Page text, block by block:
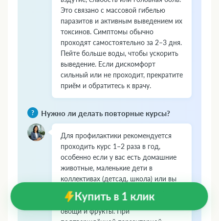
Это связано с массовой гибелью
паразитов и активным выведением их
токсинов. Симптомы обычно
проходят самостоятельно за 2–3 дня.
Пейте больше воды, чтобы ускорить
выведение. Если дискомфорт
сильный или не проходит, прекратите
приём и обратитесь к врачу.
Нужно ли делать повторные курсы?
Для профилактики рекомендуется
проходить курс 1–2 раза в год,
особенно если у вас есть домашние
животные, маленькие дети в
коллективах (детсад, школа) или вы
часто употребляете сырую рыбу,
мясо с кровью, плохо промытые
овощи и фрукты. При
Купить в 1 клик